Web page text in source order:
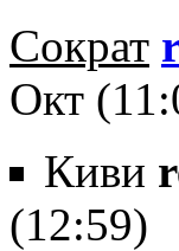
Сократ
Окт
Киви
(12:59)